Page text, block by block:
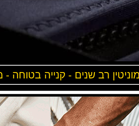
רב שנים - קנייה בטוחה -